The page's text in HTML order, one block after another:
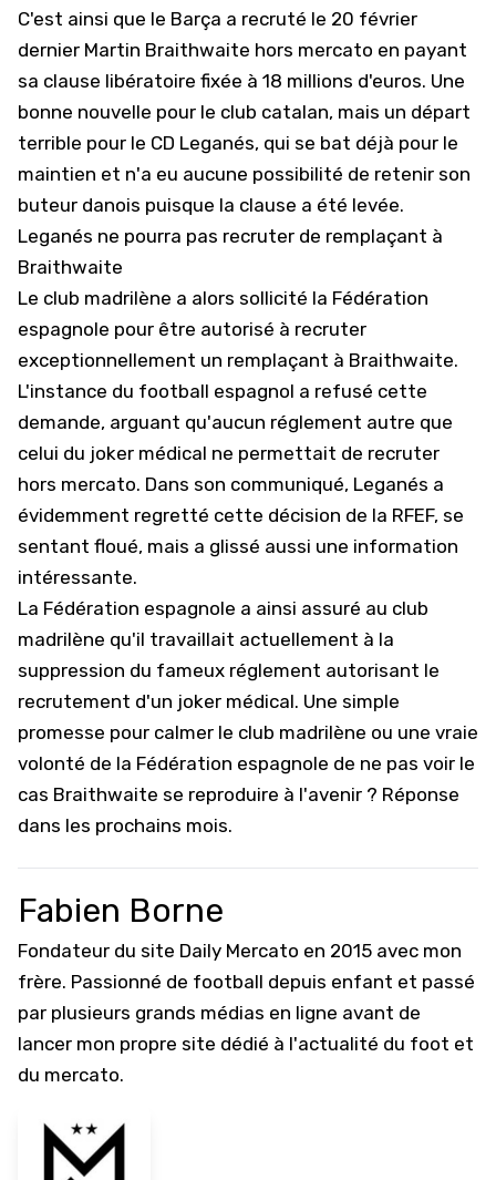
C'est ainsi que le Barça a recruté le 20 février
dernier Martin Braithwaite hors mercato en payant
sa clause libératoire fixée à 18 millions d'euros. Une
bonne nouvelle pour le club catalan, mais un départ
terrible pour le CD Leganés, qui se bat déjà pour le
maintien et n'a eu aucune possibilité de retenir son
buteur danois puisque la clause a été levée.
Leganés ne pourra pas recruter de remplaçant à
Braithwaite
Le club madrilène a alors sollicité la Fédération
espagnole pour être autorisé à recruter
exceptionnellement un remplaçant à Braithwaite.
L'instance du football espagnol a refusé cette
demande, arguant qu'aucun réglement autre que
celui du joker médical ne permettait de recruter
hors mercato. Dans son communiqué, Leganés a
évidemment regretté cette décision de la RFEF, se
sentant floué, mais a glissé aussi une information
intéressante.
La Fédération espagnole a ainsi assuré au club
madrilène qu'il travaillait actuellement à la
suppression du fameux réglement autorisant le
recrutement d'un joker médical. Une simple
promesse pour calmer le club madrilène ou une vraie
volonté de la Fédération espagnole de ne pas voir le
cas Braithwaite se reproduire à l'avenir ? Réponse
dans les prochains mois.
Fabien Borne
Fondateur du site Daily Mercato en 2015 avec mon
frère. Passionné de football depuis enfant et passé
par plusieurs grands médias en ligne avant de
lancer mon propre site dédié à l'actualité du foot et
du mercato.